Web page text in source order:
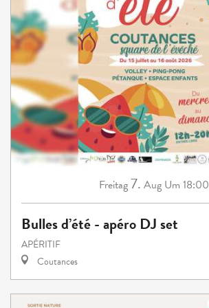
Freitag7. Aug Um 18:00
Bulles d’été - apéro DJ set
APÉRITIF
Coutances